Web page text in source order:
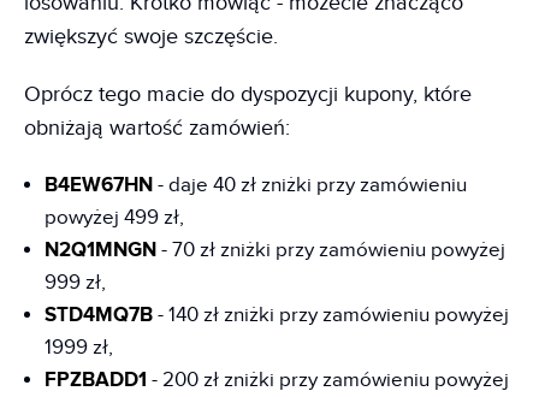
zwiększyć swoje szczęście.
Oprócz tego macie do dyspozycji kupony, które
obniżają wartość zamówień:
B4EW67HN - daje 40 zł zniżki przy zamówieniu
powyżej 499 zł,
N2Q1MNGN - 70 zł zniżki przy zamówieniu powyżej
999 zł,
STD4MQ7B - 140 zł zniżki przy zamówieniu powyżej
1999 zł,
FPZBADD1 - 200 zł zniżki przy zamówieniu powyżej